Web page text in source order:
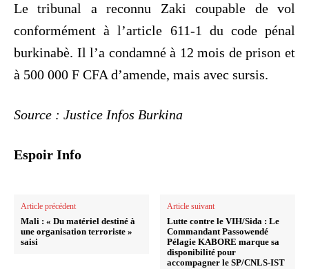
Le tribunal a reconnu Zaki coupable de vol
conformément à l’article 611-1 du code pénal
burkinabè. Il l’a condamné à 12 mois de prison et
à 500 000 F CFA d’amende, mais avec sursis.
Source : Justice Infos Burkina
Espoir Info
Article précédent
Mali : « Du matériel destiné à
une organisation terroriste »
saisi
Article suivant
Lutte contre le VIH/Sida : Le
Commandant Passowendé
Pélagie KABORE marque sa
disponibilité pour
accompagner le SP/CNLS-IST